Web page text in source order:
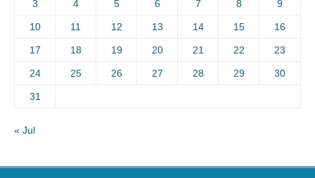
3 4 5 6 7 8 9
10 11 12 13 14 15 16
17 18 19 20 21 22 23
24 25 26 27 28 29 30
31
« Jul